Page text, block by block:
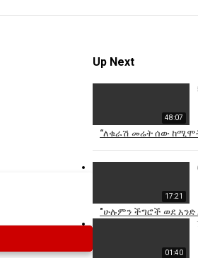
Up Next
48:07
“ለቁራሽ መሬት ሰው
17:21
"ሁሉምን ችግሮች ወደ አንድ
01:40